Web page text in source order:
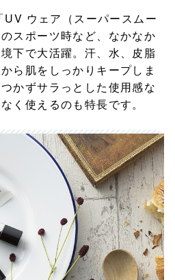
ウェア（スーパースムー
スポーツ時など、なかなか
下で大活躍。汗、水、皮脂
ら肌をしっかりキープしま
かずサラっとした使用感な
く使えるのも特長です。